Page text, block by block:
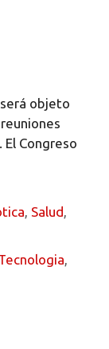
objeto
Congreso
Salud